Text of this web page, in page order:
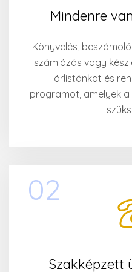
Mindenre
Könyvelés,
számlázás vagy
árlistánkat és
programot, amelyek
02
Szakképzett